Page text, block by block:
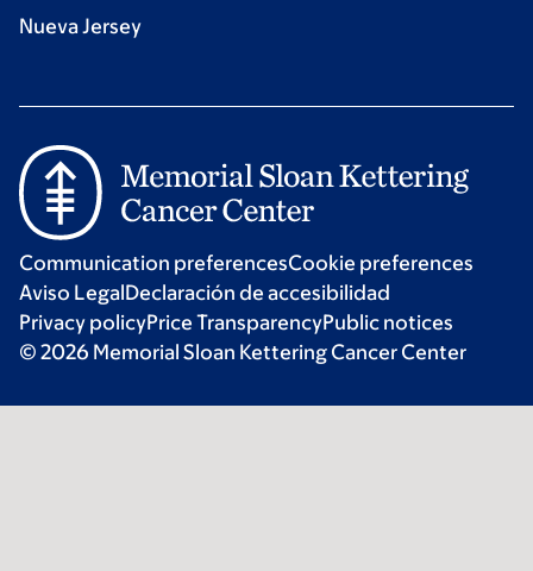
Nueva Jersey
Communication preferencesCookie preferences
Aviso LegalDeclaración de accesibilidad
Privacy policyPrice TransparencyPublic notices
© 2026 Memorial Sloan Kettering Cancer Center